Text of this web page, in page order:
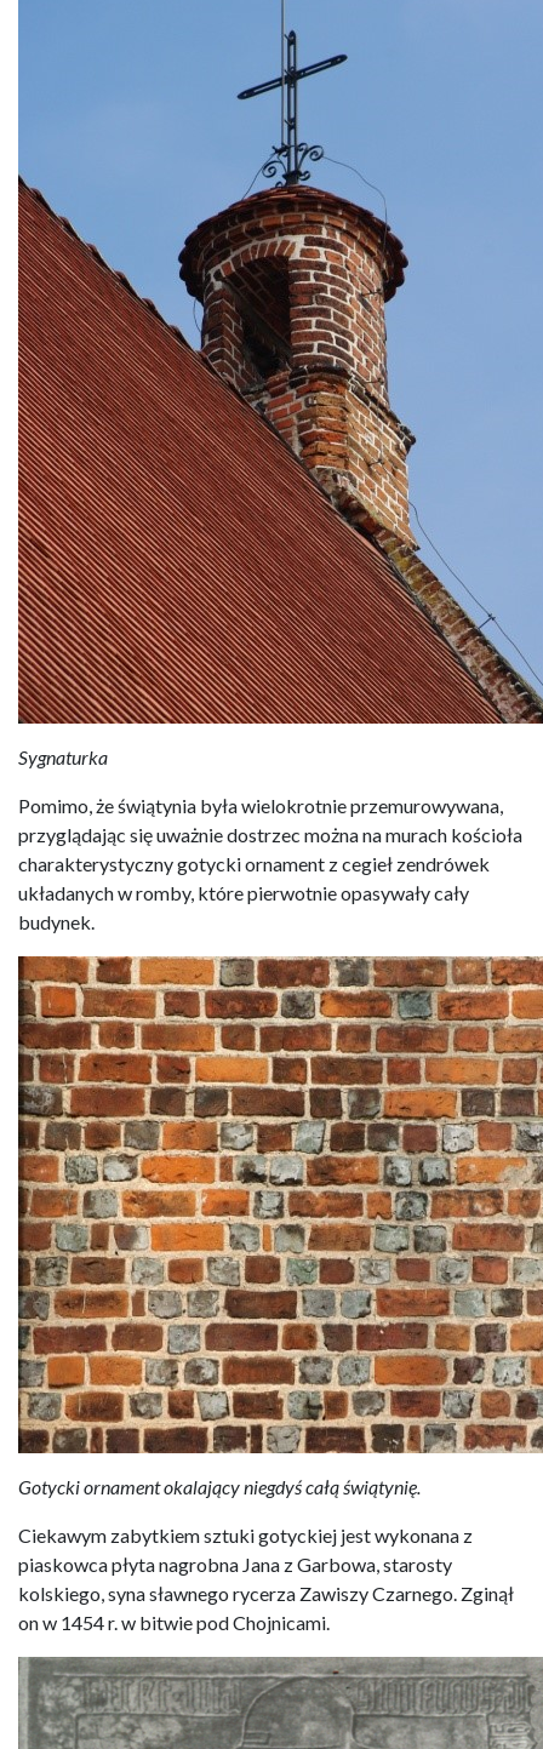
Sygnaturka
Pomimo, że świątynia była wielokrotnie przemurowywana,
przyglądając się uważnie dostrzec można na murach kościoła
charakterystyczny gotycki ornament z cegieł zendrówek
układanych w romby, które pierwotnie opasywały cały
budynek.
Gotycki ornament okalający niegdyś całą świątynię.
Ciekawym zabytkiem sztuki gotyckiej jest wykonana z
piaskowca płyta nagrobna Jana z Garbowa, starosty
kolskiego, syna sławnego rycerza Zawiszy Czarnego. Zginął
on w 1454 r. w bitwie pod Chojnicami.